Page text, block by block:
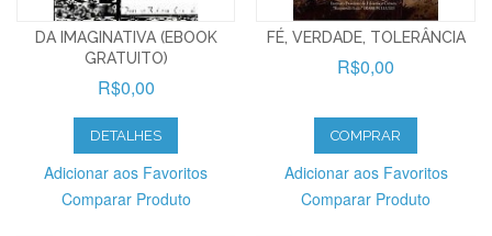
DA IMAGINATIVA (EBOOK
GRATUITO)
R$0,00
DETALHES
Adicionar aos Favoritos
Comparar Produto
FÉ, VERDADE, TOLERÂNCIA
R$0,00
COMPRAR
Adicionar aos Favoritos
Comparar Produto